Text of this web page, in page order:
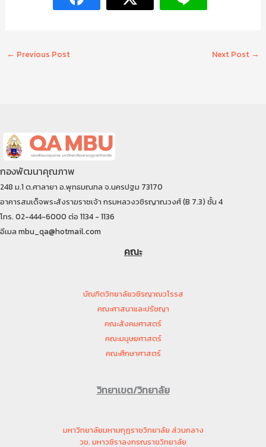
← Previous Post Next Post →
กองพัฒนาคุณภาพ
248 ม.1 ต.ศาลายา อ.พุทธมณฑล จ.นครปฐม 73170
อาคารสมเด็จพระสังราฆราชเจ้า กรมหลวงวชิรญาณวงศ์ (B 7.3) ชั้น 4
โทร. 02-444-6000 ต่อ 1134 - 1136
อีเมล mbu_qa@hotmail.com
คณะ
บัณฑิตวิทยาลัยวชิรญาณวโรรส
คณะศาสนาและปรัชญา
คณะสังคมศาสตร์
คณะมนุษยศาสตร์
คณะศึกษาศาสตร์
วิทยาเขต/วิทยาลัย
มหาวิทยาลัยมหามกุฏราชวิทยาลัย ส่วนกลาง
วข. มหาวชิราลงกรณราชวิทยาลัย